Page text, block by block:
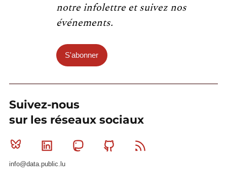
notre infolettre et suivez nos
événements.
S'abonner
Suivez-nous
sur les réseaux sociaux
Bluesky Linkedin MastodonGithub
info@data.public.lu